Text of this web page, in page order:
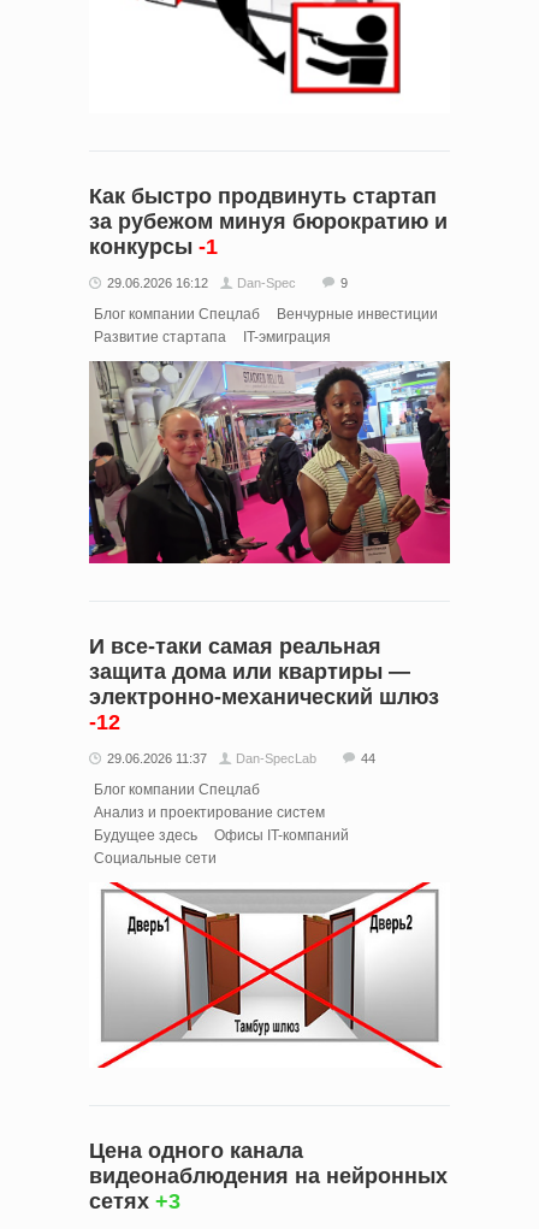
Как быстро продвинуть стартап
за рубежом минуя бюрократию и
конкурсы -1
29.06.2026 16:12 Dan-Spec 9
Блог компании Спецлаб
Венчурные инвестиции
Развитие стартапа
IT-эмиграция
И все‑таки самая реальная
защита дома или квартиры —
электронно‑механический шлюз
-12
29.06.2026 11:37 Dan-SpecLab 44
Блог компании Спецлаб
Анализ и проектирование систем
Будущее здесь
Офисы IT-компаний
Социальные сети
Цена одного канала
видеонаблюдения на нейронных
сетях +3